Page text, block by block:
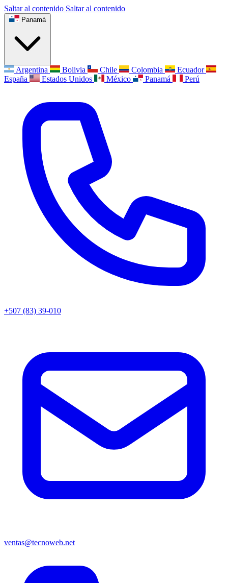
Saltar al contenido Saltar al contenido
Panamá
Argentina Bolivia Chile Colombia
Ecuador
España
Estados Unidos México Panamá Perú
+507 (83) 39-010
ventas@tecnoweb.net